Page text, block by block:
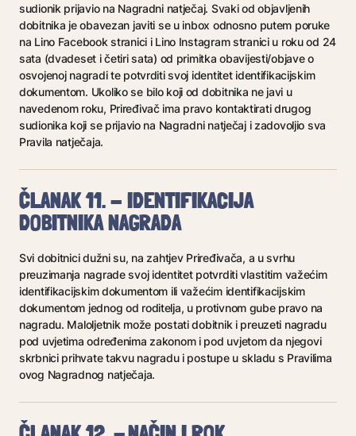
sudionik prijavio na Nagradni natječaj. Svaki od objavljenih
dobitnika je obavezan javiti se u inbox odnosno putem poruke
na Lino Facebook stranici i Lino Instagram stranici u roku od 24
sata (dvadeset i četiri sata) od primitka obavijesti/objave o
osvojenoj nagradi te potvrditi svoj identitet identifikacijskim
dokumentom. Ukoliko se bilo koji od dobitnika ne javi u
navedenom roku, Priređivač ima pravo kontaktirati drugog
sudionika koji se prijavio na Nagradni natječaj i zadovoljio sva
Pravila natječaja.
ČLANAK 11. - IDENTIFIKACIJA
DOBITNIKA NAGRADA
Svi dobitnici dužni su, na zahtjev Priređivača, a u svrhu
preuzimanja nagrade svoj identitet potvrditi vlastitim važećim
identifikacijskim dokumentom ili važećim identifikacijskim
dokumentom jednog od roditelja, u protivnom gube pravo na
nagradu. Maloljetnik može postati dobitnik i preuzeti nagradu
pod uvjetima određenima zakonom i pod uvjetom da njegovi
skrbnici prihvate takvu nagradu i postupe u skladu s Pravilima
ovog Nagradnog natječaja.